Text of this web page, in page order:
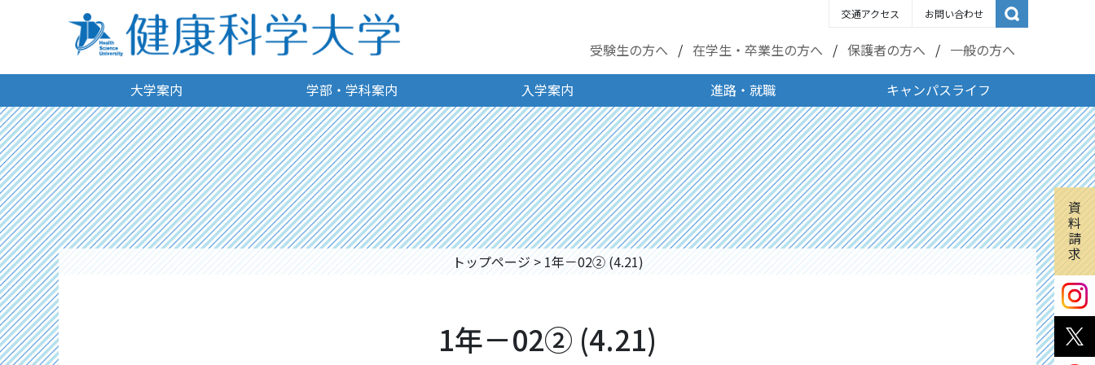
資
料
請
求
交通アクセス お問い合わせ
受験生の方へ 在学生・卒業生の方へ 保護者の方へ 一般の方へ
大学案内 学部・学科案内 入学案内 進路・就職 キャンパスライフ
トップページ>1年－02② (4.21)
1年－02② (4.21)